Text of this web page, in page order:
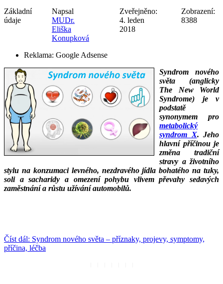
Základní
údaje
Napsal
MUDr.
Eliška
Konupková
Zveřejněno:
4. leden
2018
Zobrazení:
8388
Reklama: Google Adsense
Syndrom nového
světa (anglicky
The New World
Syndrome) je v
podstatě
synonymem pro
metabolický
syndrom X. Jeho
hlavní příčinou je
změna tradiční
stravy a životního
stylu na konzumaci levného, nezdravého jídla bohatého na tuky,
soli a sacharidy a omezení pohybu vlivem převahy sedavých
zaměstnání a růstu užívání automobilů.
Číst dál: Syndrom nového světa – příznaky, projevy, symptomy,
příčina, léčba